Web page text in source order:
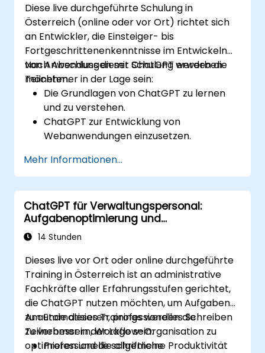
Diese live durchgeführte Schulung in
Österreich (online oder vor Ort) richtet sich
an Entwickler, die Einsteiger- bis
Fortgeschrittenenkenntnisse im Entwickeln
von Anwendungen mit ChatGPT erwerben
möchten.
Nach Abschluss dieser Schulung werden die
Teilnehmer in der Lage sein:
Die Grundlagen von ChatGPT zu lernen
und zu verstehen.
ChatGPT zur Entwicklung von
Webanwendungen einzusetzen.
für ChatGPT kennenzulernen.
Mehr Informationen...
ChatGPT für Verwaltungspersonal:
Aufgabenoptimierung und
Produktivitätssteigerung
14 Stunden
Dieses live vor Ort oder online durchgeführte
Training in Österreich ist an administrative
Fachkräfte aller Erfahrungsstufen gerichtet,
die ChatGPT nutzen möchten, um Aufgaben
zu automatisieren, professionelles Schreiben
zu verbessern, Workflow-Organisation zu
optimieren und die allgemeine Produktivität
Am Ende dieses Trainings werden die
Teilnehmer in der Lage sein:
Professionelle schriftliche